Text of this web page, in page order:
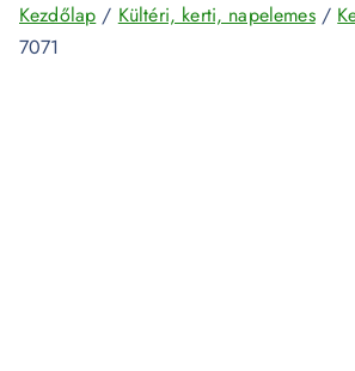
Kezdőlap / Kültéri, kerti, napelemes/
7071